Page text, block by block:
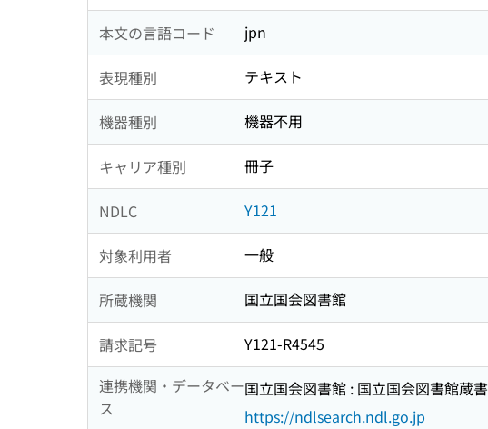
本文の言語コード jpn
表現種別 テキスト
機器種別 機器不用
キャリア種別 冊子
NDLC Y121
対象利用者 一般
所蔵機関 国立国会図書館
請求記号
Y121-R4545
連携機関・データベー
ス
国立国会図書館 : 国立国会図書館蔵書
https://ndlsearch.ndl.go.jp